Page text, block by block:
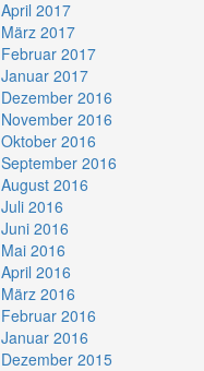
April 2017
März 2017
Februar 2017
Januar 2017
Dezember 2016
November 2016
Oktober 2016
September 2016
August 2016
Juli 2016
Juni 2016
Mai 2016
April 2016
März 2016
Februar 2016
Januar 2016
Dezember 2015